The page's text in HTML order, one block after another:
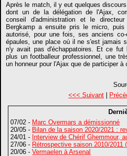
Après le match, il y eut quelques
dont un de la délégation de l'Ajax,
conseil d'administration et le
Bergkamp a ensuite pris le micro,
autorisé, pour une fois, ses anciens
épaules, une place où il ne s'est jamais
n'y avait pas d'échappatoires. Et ce fut
plus un footballeur professionnel, une
un honneur pour l'Ajax que de participer à
<<< Suivant|
07/02 - Marc Overmars a démissionné
20/05 - Bilan de la saison 2020/2021 :
24/01 - Interview de Chérif Ghemmour,
27/06 - Rétrospective saison 2010/2011
20/06 -Vermaelen à Arsenal